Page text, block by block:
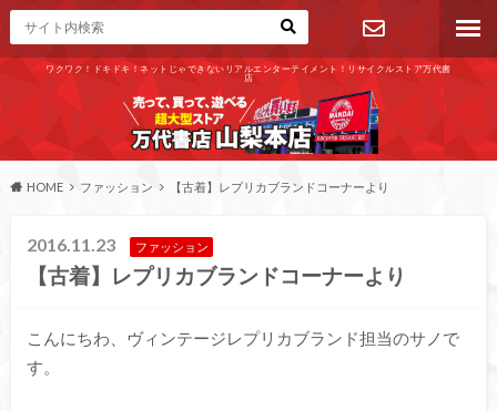
ワクワク！ドキドキ！ネットじゃできないリアルエンターテイメント！リサイクルストア万代書
店
お問い合わ
せ
HOME ファッション 【古着】レプリカブランドコーナーより
2016.11.23 ファッション
【古着】レプリカブランドコーナーより
こんにちわ、ヴィンテージレプリカブランド担当のサノで
す。